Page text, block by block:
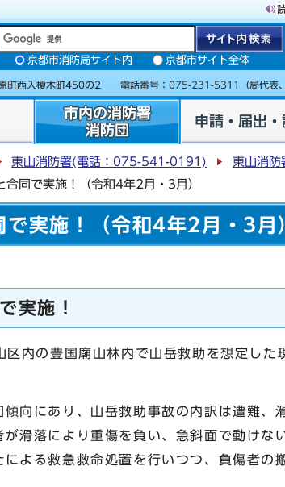
京都市消防局サイト内 京都市サイト全体
町西入榎木町450の2 電話番号： 075-231-5311 （局代
市内の消防署
消防団
申請・届出・
東山消防署(電話：075-541-0191)
東山消防
合同で実施！（令和4年2月・3月）
実施！（令和4年2月・3月
実施！
内の豊国廟山林内で山岳救助を想定した
向にあり、山岳救助事故の内訳は遭難、
滑落により重傷を負い、急斜面で動けな
よる救急救命処置を行いつつ、負傷者の